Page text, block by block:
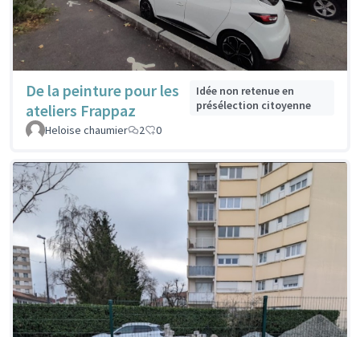
De la peinture pour les
ateliers Frappaz
Idée non retenue en
présélection citoyenne
Heloise chaumier
2 0